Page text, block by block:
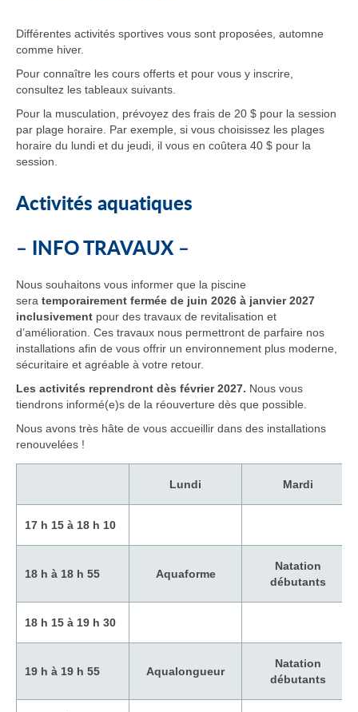
Différentes activités sportives vous sont proposées, automne
comme hiver.
Pour connaître les cours offerts et pour vous y inscrire,
consultez les tableaux suivants.
Pour la musculation, prévoyez des frais de 20 $ pour la session
par plage horaire. Par exemple, si vous choisissez les plages
horaire du lundi et du jeudi, il vous en coûtera 40 $ pour la
session.
Activités aquatiques
– INFO TRAVAUX–
Nous souhaitons vous informer que la piscine
sera temporairement fermée de juin 2026 à janvier 2027
inclusivement pour des travaux de revitalisation et
d’amélioration. Ces travaux nous permettront de parfaire nos
installations afin de vous offrir un environnement plus moderne,
sécuritaire et agréable à votre retour.
Les activités reprendront dès février 2027. Nous vous
tiendrons informé(e)s de la réouverture dès que possible.
Nous avons très hâte de vous accueillir dans des installations
renouvelées !
Lundi Mardi
17 h 15 à 18 h 10
18 h à 18 h 55 Aquaforme
Natation
débutants
18 h 15 à 19 h 30
19 h à 19 h 55 Aqualongueur
Natation
débutants